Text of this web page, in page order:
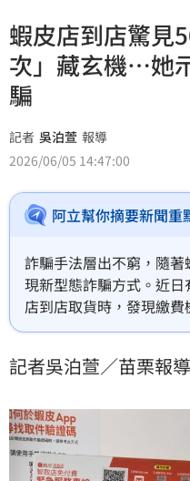
蝦皮店到店驚見
次」藏玄機…她
騙
記者 吳泊萱 報導
2026/06/05 14:47:00
阿立幫你摘要新聞重
詐騙手法層出不窮，隨
現新型態詐騙方式。近
店到店取貨時，發現繳
已經是半年內遇到第二
熱議，許多網友紛紛留言
記者吳泊萱／苗栗報導